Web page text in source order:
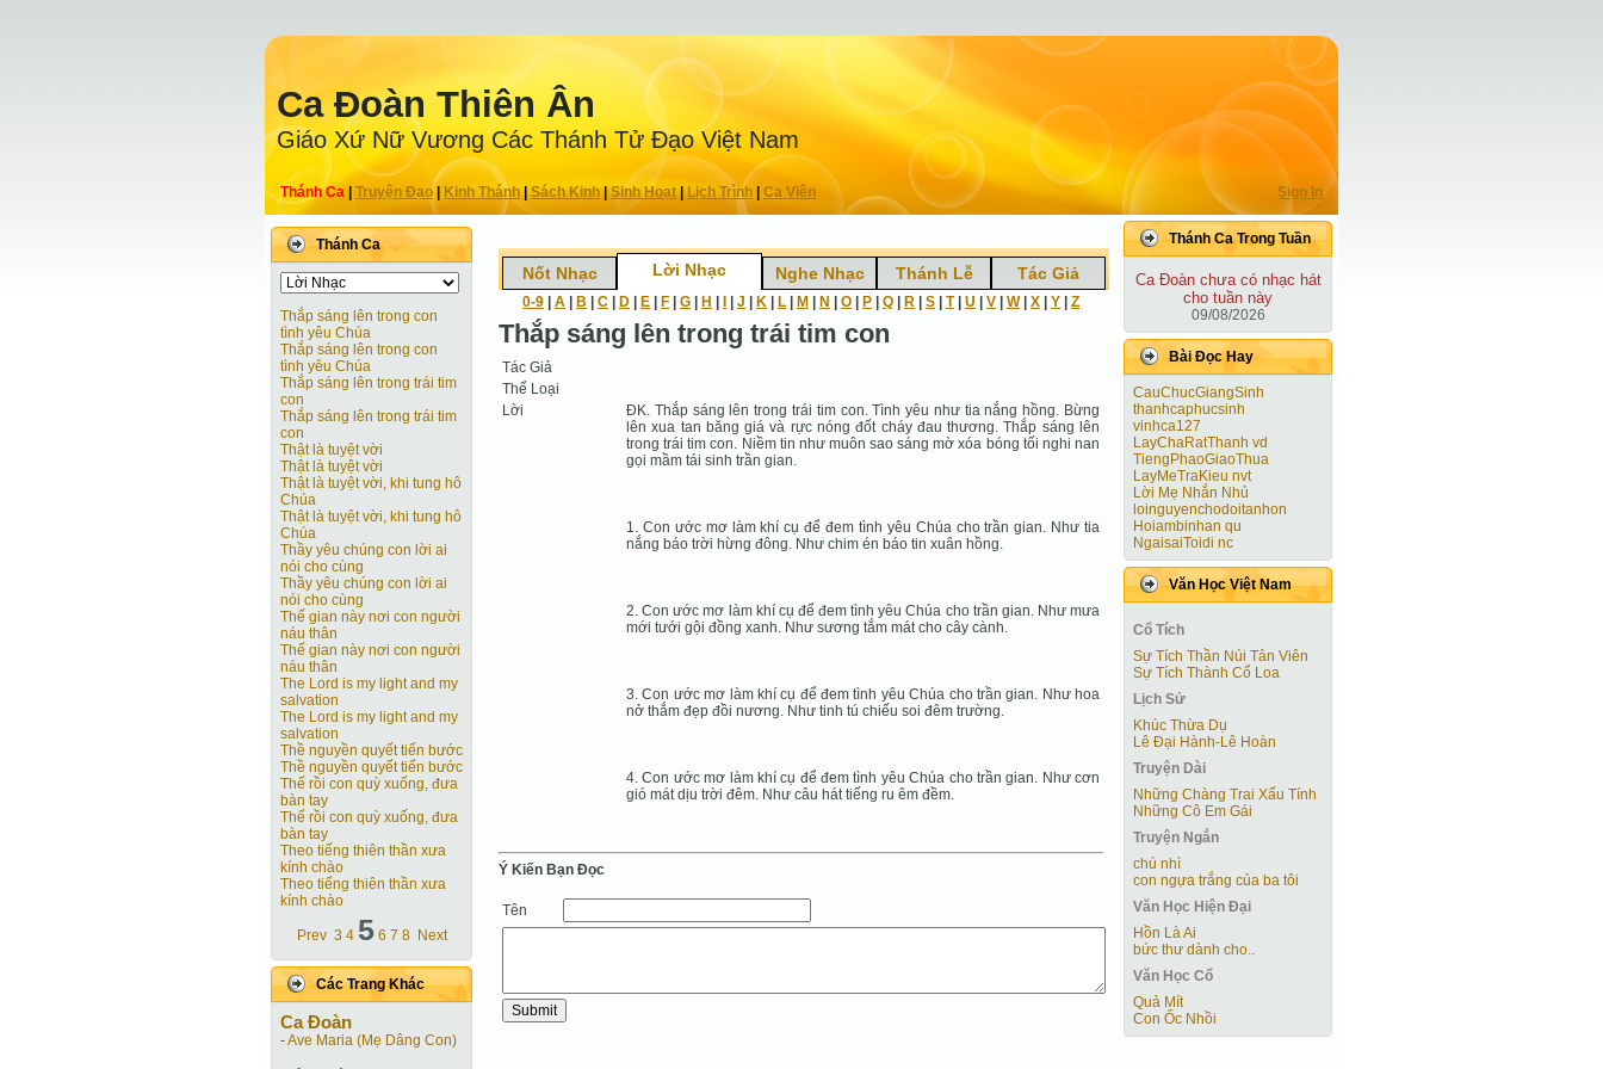
Ca Ðoàn Thiên Ân
Giáo Xứ Nữ Vương Các Thánh Tử Ðạo Việt Nam
Thánh Ca Truyện Ðạo| Kinh Thánh Sách Kinh|Sinh Hoạt| Lịch Trình Ca Viên Sign In
Thánh Ca
Thắp sáng lên trong con
tình yêu Chúa
Thắp sáng lên trong con
tình yêu Chúa
Thắp sáng lên trong trái tim
con
Thắp sáng lên trong trái tim
con
Thật là tuyệt vời
Thật là tuyệt vời
Thật là tuyệt vời, khi tung hô
Chúa
Thật là tuyệt vời, khi tung hô
Chúa
Thầy yêu chúng con lời ai
nói cho cùng
Thầy yêu chúng con lời ai
nói cho cùng
Thế gian này nơi con người
náu thân
Thế gian này nơi con người
náu thân
The Lord is my light and my
salvation
The Lord is my light and my
salvation
Thề nguyền quyết tiến bước
Thề nguyền quyết tiến bước
Thế rồi con quỳ xuống, đưa
bàn tay
Thế rồi con quỳ xuống, đưa
bàn tay
Theo tiếng thiên thần xưa
kính chào
Theo tiếng thiên thần xưa
kính chào
Prev 3 4 5 6 7 8 Next
Các Trang Khác
Ca Ðoàn
-Ave Maria (Mẹ Dâng Con)
Nốt Nhạc Lời Nhạc Nghe Nhạc Thánh Lễ Tác Giả
0-9 A B C D E F G H J K L M N O P Q R S T| U V W| X Y Z
Thắp sáng lên trong trái tim con
Tác Giả
Thể Loại
Lời
ÐK. Thắp sáng lên trong trái tim con. Tình yêu như tia nắng hồng. Bừng
lên xua tan băng giá và rực nóng đốt cháy đau thương. Thắp sáng lên
trong trái tim con. Niềm tin như muôn sao sáng mờ xóa bóng tối nghi nan
gọi mầm tái sinh trần gian.
1. Con ước mơ làm khí cụ để đem tình yêu Chúa cho trần gian. Như tia
nắng báo trời hừng đông. Như chim én báo tin xuân hồng.
2. Con ước mơ làm khí cụ để đem tình yêu Chúa cho trần gian. Như mưa
mới tưới gội đồng xanh. Như sương tắm mát cho cây cành.
3. Con ước mơ làm khí cụ để đem tình yêu Chúa cho trần gian. Như hoa
nở thắm đẹp đồi nương. Như tinh tú chiếu soi đêm trường.
4. Con ước mơ làm khí cụ để đem tình yêu Chúa cho trần gian. Như cơn
gió mát dịu trời đêm. Như câu hát tiếng ru êm đềm.
Ý Kiến Bạn Ðọc
Tên
Thánh Ca Trong Tuần
Ca Ðoàn chưa có nhạc hát
cho tuần này
09/08/2026
Bài Ðọc Hay
CauChucGiangSinh
thanhcaphucsinh
vinhca127
LayChaRatThanh vd
TiengPhaoGiaoThua
LayMeTraKieu nvt
Lời Mẹ Nhắn Nhủ
loinguyenchodoitanhon
Hoiambinhan qu
NgaisaiToidi nc
Văn Học Việt Nam
Cổ Tích
Sự Tích Thần Núi Tản Viên
Sự Tích Thành Cổ Loa
Lịch Sử
Khúc Thừa Dụ
Lê Đại Hành-Lê Hoàn
Truyện Dài
Những Chàng Trai Xấu Tính
Những Cô Em Gái
Truyện Ngắn
chú nhì
con ngựa trắng của ba tôi
Văn Học Hiện Ðại
Hồn Là Ai
bức thư dành cho..
Văn Học Cổ
Quả Mít
Con Ốc Nhồi